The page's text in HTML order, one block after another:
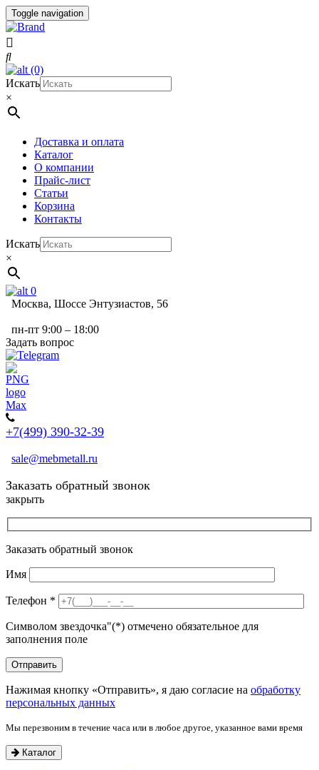
Toggle navigation
(0)
Искать
×
Доставка и оплата
Каталог
О компании
Прайс-лист
Статьи
Корзина
Контакты
Искать
×
0
Москва, Шоссе Энтузиастов, 56
пн-пт 9:00 – 18:00
Задать вопрос
+7(499) 390-32-39
sale@mebmetall.ru
Заказать обратный звонок
закрыть
Заказать обратный звонок
Имя
Телефон *
Символом звездочка"(*) отмечено обязательное для
заполнения поле
Нажимая кнопку «Отправить», я даю согласие на обработку
персональных данных
Мы перезвоним в течение часа или в любое другое, указанное вами время
Каталог